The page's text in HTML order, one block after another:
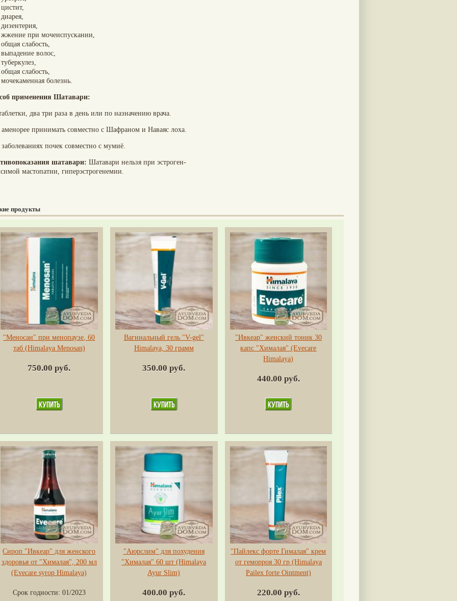
цистит,
диарея,
дизентерия,
жжение при мочеиспускании,
общая слабость,
выпадение волос,
туберкулез,
общая слабость,
мочекаменная болезнь.
применения Шатавари:
два три раза в день или по назначению врача.
принимать совместно с Шафраном и Наваяс лоха.
почек совместно с мумиё.
шатавари: Шатавари нельзя при эстроген-
мастопатии, гиперэстрогенемии.
продукты
"Меносан" при менопаузе, 60
таб (Himalaya Menosan)
750.00 руб.
Вагинальный гель "V-gel"
Himalaya, 30 грамм
350.00 руб.
"Ивкеар" женский тоник 30
капс "Хималая" (Evecare
Himalaya)
440.00 руб.
Сироп "Ивкеар" для женского
здоровья от "Хималая", 200 мл
(Evecare syrop Himalaya)
Срок годности: 01/2023
"Аюрслим" для похудения
"Хималая" 60 шт (Himalaya
Ayur Slim)
400.00 руб.
"Пайлекс форте Гималая" крем
от геморроя 30 гр (Himalaya
Pailex forte Ointment)
220.00 руб.